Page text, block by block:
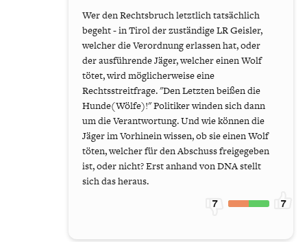
Wer den Rechtsbruch letztlich tatsächlich
begeht - in Tirol der zuständige LR Geisler,
welcher die Verordnung erlassen hat, oder
der ausführende Jäger, welcher einen Wolf
tötet, wird möglicherweise eine
Rechtsstreitfrage. "Den Letzten beißen die
Hunde(Wölfe)!" Politiker winden sich dann
um die Verantwortung. Und wie können die
Jäger im Vorhinein wissen, ob sie einen Wolf
töten, welcher für den Abschuss freigegeben
ist, oder nicht? Erst anhand von DNA stellt
sich das heraus.
7 7